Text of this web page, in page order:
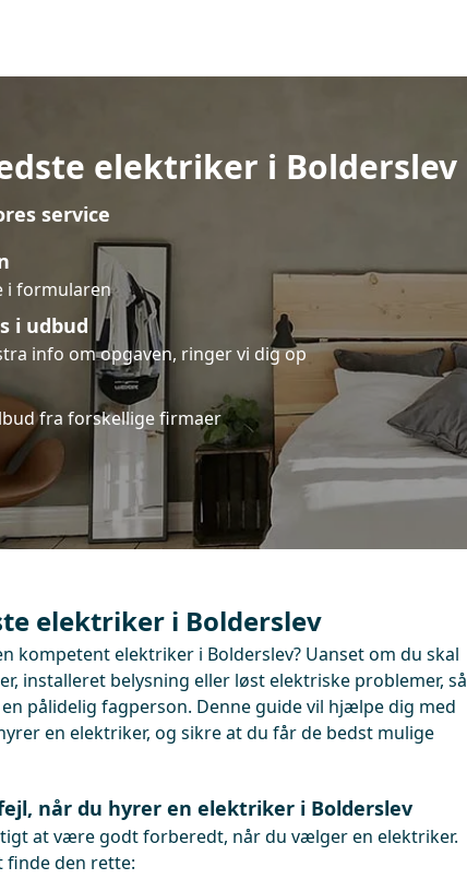
elektriker i Bolderslev
service
i formularen
i udbud
info om opgaven, ringer vi dig op
fra forskellige firmaer
elektriker i Bolderslev
kompetent elektriker i Bolderslev? Uanset om du skal
installeret belysning eller løst elektriske problemer, så
pålidelig fagperson. Denne guide vil hjælpe dig med
en elektriker, og sikre at du får de bedst mulige
når du hyrer en elektriker i Bolderslev
at være godt forberedt, når du vælger en elektriker.
finde den rette: